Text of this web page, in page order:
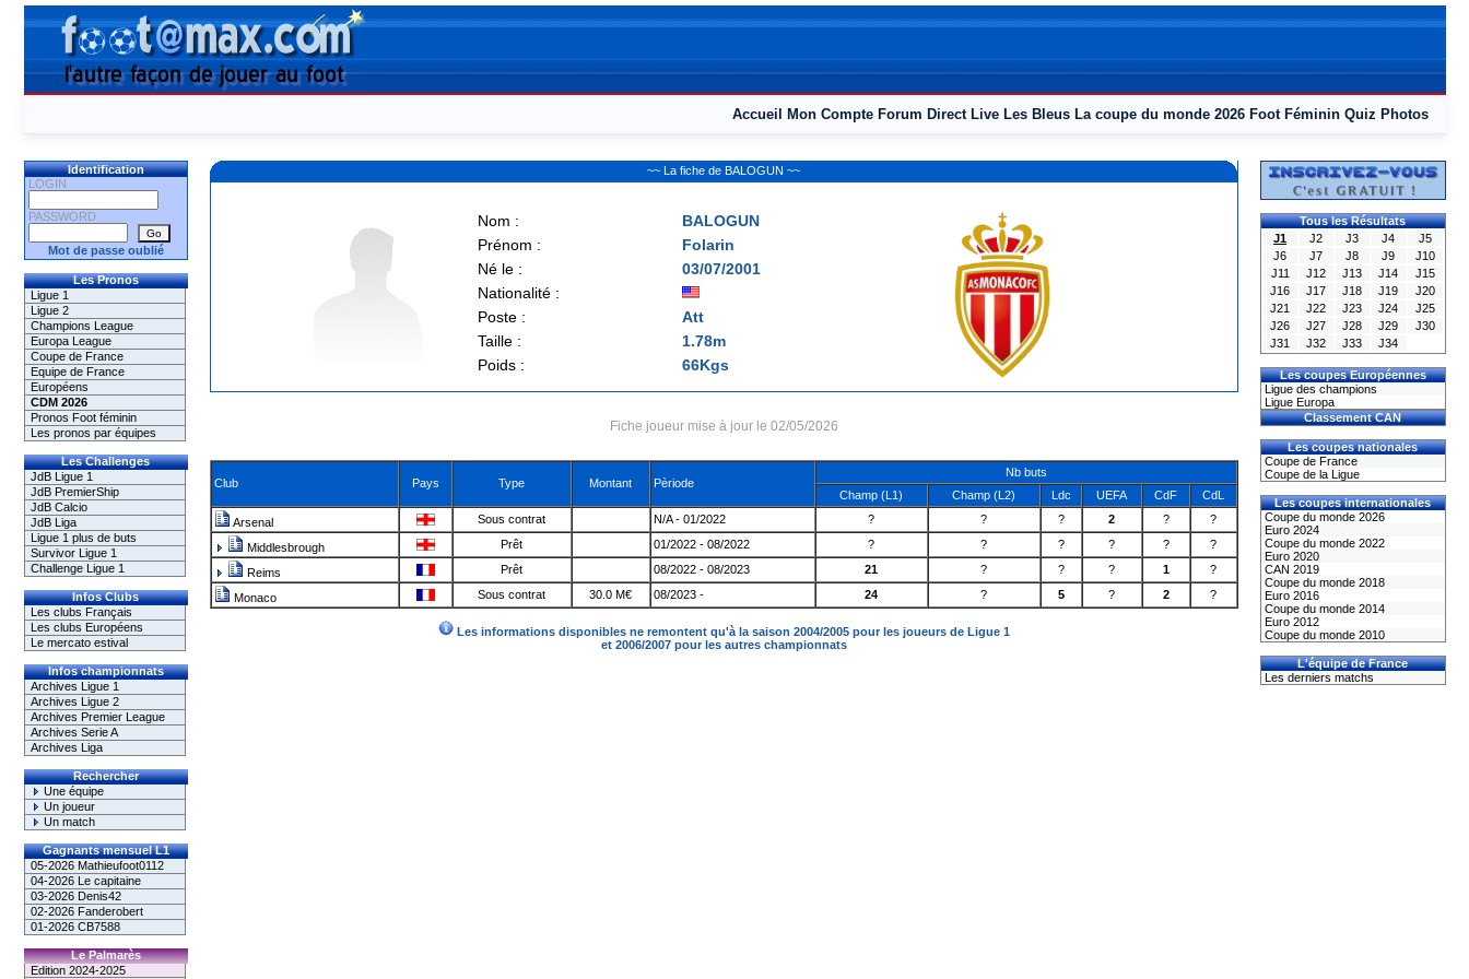
Accueil Mon Compte Forum Direct Live Les Bleus La coupe du monde 2026 Foot Féminin Quiz Photos
Identification
LOGIN
PASSWORD
Mot de passe oublié
Les Pronos
Ligue 1
Ligue 2
Champions League
Europa League
Coupe de France
Equipe de France
Européens
CDM 2026
Pronos Foot féminin
Les pronos par équipes
Les Challenges
JdB Ligue 1
JdB PremierShip
JdB Calcio
JdB Liga
Ligue 1 plus de buts
Survivor Ligue 1
Challenge Ligue 1
Infos Clubs
Les clubs Français
Les clubs Européens
Le mercato estival
Infos championnats
Archives Ligue 1
Archives Ligue 2
Archives Premier League
Archives Serie A
Archives Liga
Rechercher
Une équipe
Un joueur
Un match
Gagnants mensuel L1
05-2026 Mathieufoot0112
04-2026 Le capitaine
03-2026 Denis42
02-2026 Fanderobert
01-2026 CB7588
Le Palmarès
Edition 2024-2025
~~ La fiche de BALOGUN ~~
Nom :
BALOGUN
Prénom :
Folarin
Né le :
03/07/2001
Nationalité :
Poste :
Att
Taille :
1.78m
Poids :
66Kgs
Fiche joueur mise à jour le 02/05/2026
Club Pays Type Montant Pèriode
Nb buts
Champ (L1)
Champ (L2) Ldc UEFA CdF CdL
Arsenal Sous contrat N/A - 01/2022 ? ? ? 2 ? ?
Middlesbrough Prêt 01/2022 - 08/2022 ? ? ? ? ? ?
Reims Prêt 08/2022 - 08/2023 21 ? ? ? 1 ?
Monaco Sous contrat 30.0 M€ 08/2023 - 24 ? 5 ? 2 ?
Les informations disponibles ne remontent qu'à la saison 2004/2005 pour les joueurs de Ligue 1
et 2006/2007 pour les autres championnats
Tous les Résultats
J1
J2 J3 J4
J5
J6
J7 J8 J9
J10
J11
J12 J13 J14
J15
J16
J17 J18 J19
J20
J21
J22 J23 J24
J25
J26
J27 J28 J29
J30
J31
J32 J33 J34
Les coupes Européennes
Ligue des champions
Ligue Europa
Classement CAN
Les coupes nationales
Coupe de France
Coupe de la Ligue
Les coupes internationales
Coupe du monde 2026
Euro 2024
Coupe du monde 2022
Euro 2020
CAN 2019
Coupe du monde 2018
Euro 2016
Coupe du monde 2014
Euro 2012
Coupe du monde 2010
L'équipe de France
Les derniers matchs